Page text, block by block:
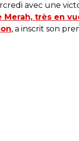
avec une
Merah, très en
, a inscrit son